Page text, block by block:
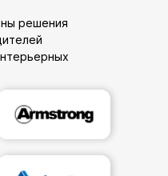
решения